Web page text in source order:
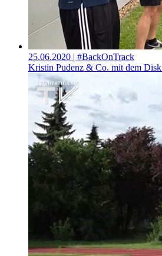
25.06.2020 | #BackOnTrack
Kristin Pudenz & Co. mit dem